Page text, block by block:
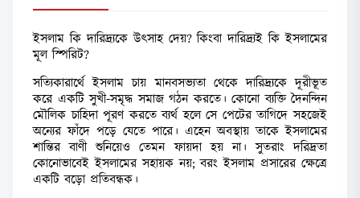
ইসলাম কি দারিদ্র্যকে উৎসাহ দেয়? কিংবা দারিদ্র্যই কি ইসলামের
মূল স্পিরিট?
সত্যিকারার্থে ইসলাম চায় মানবসভ্যতা থেকে দারিদ্র্যকে দূরীভূত
করে একটি সুখী-সমৃদ্ধ সমাজ গঠন করতে। কোনো ব্যক্তি দৈনন্দিন
মৌলিক চাহিদা পূরণ করতে ব্যর্থ হলে সে পেটের তাগিদে সহজেই
অন্যের ফাঁদে পড়ে যেতে পারে। এহেন অবস্থায় তাকে ইসলামের
শান্তির বাণী শুনিয়েও তেমন ফায়দা হয় না। সুতরাং দরিদ্রতা
কোনোভাবেই ইসলামের সহায়ক নয়; বরং ইসলাম প্রসারের ক্ষেত্রে
একটি বড়ো প্রতিবন্ধক।